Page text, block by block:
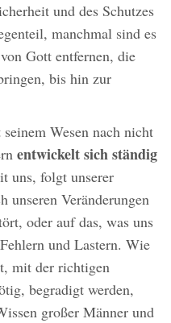
und des Schutzes
manchmal sind es
Gott entfernen, die
bis hin zur
Wesen nach nicht
entwickelt sich ständig
uns, folgt unserer
unseren Veränderungen
oder auf das, was uns
und Lastern. Wie
mit der richtigen
begradigt werden,
großer Männer und